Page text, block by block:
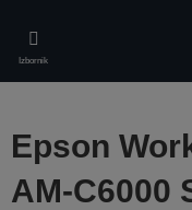
main
content
Izbornik
Epson
AM-C6000